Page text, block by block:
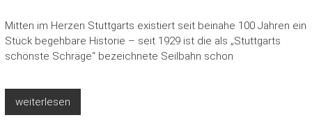
Mitten im Herzen Stuttgarts existiert seit beinahe 100 Jahren ein
Stück begehbare Historie – seit 1929 ist die als „Stuttgarts
schönste Schräge“ bezeichnete Seilbahn schon
weiterlesen